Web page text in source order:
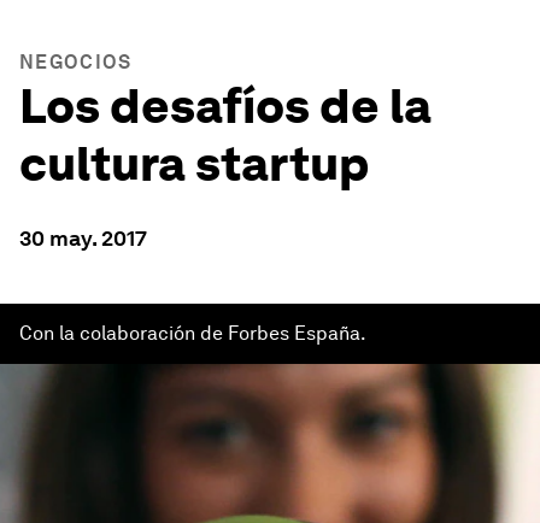
NEGOCIOS
Los desafíos de la
cultura startup
30 may. 2017
Con la colaboración de Forbes España.